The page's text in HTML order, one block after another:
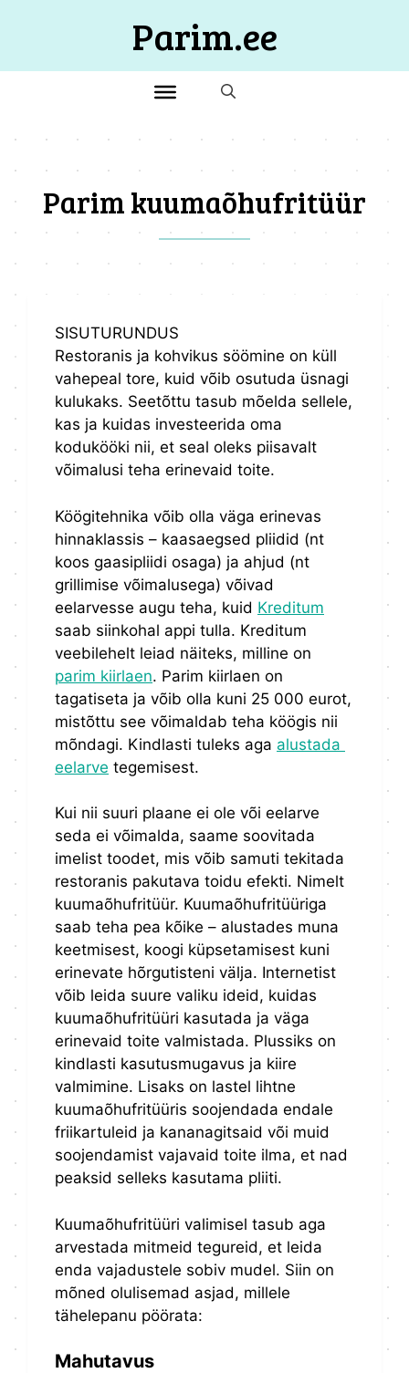
Parim.ee
Parim kuumaõhufritüür
SISUTURUNDUS
Restoranis ja kohvikus söömine on küll
vahepeal tore, kuid võib osutuda üsnagi
kulukaks. Seetõttu tasub mõelda sellele,
kas ja kuidas investeerida oma
kodukööki nii, et seal oleks piisavalt
võimalusi teha erinevaid toite.
Köögitehnika võib olla väga erinevas
hinnaklassis – kaasaegsed pliidid (nt
koos gaasipliidi osaga) ja ahjud (nt
grillimise võimalusega) võivad
eelarvesse augu teha, kuid Kreditum
saab siinkohal appi tulla. Kreditum
veebilehelt leiad näiteks, milline on
parim kiirlaen. Parim kiirlaen on
tagatiseta ja võib olla kuni 25 000 eurot,
mistõttu see võimaldab teha köögis nii
mõndagi. Kindlasti tuleks aga alustada
eelarve tegemisest.
Kui nii suuri plaane ei ole või eelarve
seda ei võimalda, saame soovitada
imelist toodet, mis võib samuti tekitada
restoranis pakutava toidu efekti. Nimelt
kuumaõhufritüür. Kuumaõhufritüüriga
saab teha pea kõike – alustades muna
keetmisest, koogi küpsetamisest kuni
erinevate hõrgutisteni välja. Internetist
võib leida suure valiku ideid, kuidas
kuumaõhufritüüri kasutada ja väga
erinevaid toite valmistada. Plussiks on
kindlasti kasutusmugavus ja kiire
valmimine. Lisaks on lastel lihtne
kuumaõhufritüüris soojendada endale
friikartuleid ja kananagitsaid või muid
soojendamist vajavaid toite ilma, et nad
peaksid selleks kasutama pliiti.
Kuumaõhufritüüri valimisel tasub aga
arvestada mitmeid tegureid, et leida
enda vajadustele sobiv mudel. Siin on
mõned olulisemad asjad, millele
tähelepanu pöörata:
Mahutavus